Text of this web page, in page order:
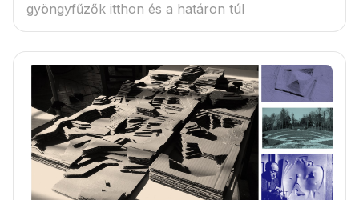
gyöngyfűzők itthon és a határon túl